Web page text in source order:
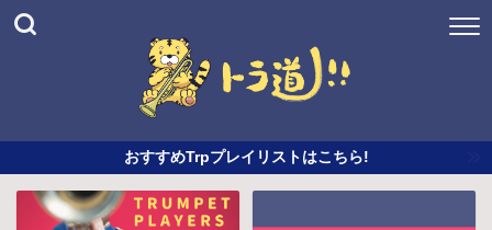
おすすめTrpプレイリストはこちら!